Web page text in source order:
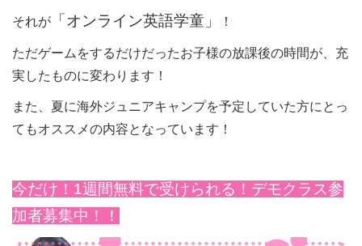
それが 「オンライン英語学童」 ！
ただゲームをするだけだったお子様の放課後の時間が、充
実したものに変わります！
また、夏に海外ジュニアキャンプを予定していた方にとっ
てもオススメの内容となっています！
今だけ！1週間無料で受けられる！デモクラス参
加者募集中！！